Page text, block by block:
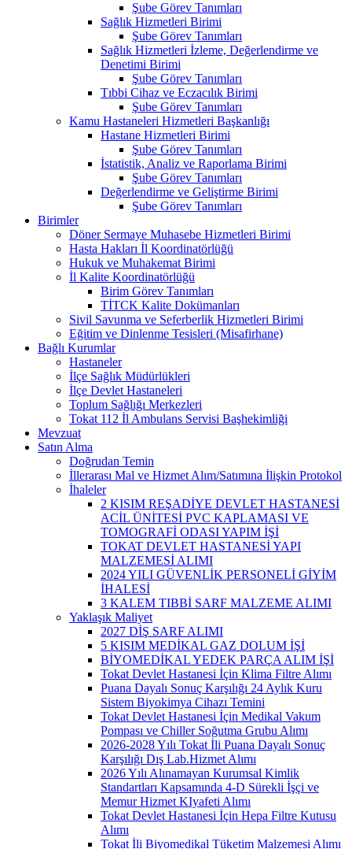
Şube Görev Tanımları
Sağlık Hizmetleri Birimi
Şube Görev Tanımları
Sağlık Hizmetleri İzleme, Değerlendirme ve
Denetimi Birimi
Şube Görev Tanımları
Tıbbi Cihaz ve Eczacılık Birimi
Şube Görev Tanımları
Kamu Hastaneleri Hizmetleri Başkanlığı
Hastane Hizmetleri Birimi
Şube Görev Tanımları
İstatistik, Analiz ve Raporlama Birimi
Şube Görev Tanımları
Değerlendirme ve Geliştirme Birimi
Şube Görev Tanımları
Birimler
Döner Sermaye Muhasebe Hizmetleri Birimi
Hasta Hakları İl Koordinatörlüğü
Hukuk ve Muhakemat Birimi
İl Kalite Koordinatörlüğü
Birim Görev Tanımları
TİTCK Kalite Dokümanları
Sivil Savunma ve Seferberlik Hizmetleri Birimi
Eğitim ve Dinlenme Tesisleri (Misafirhane)
Bağlı Kurumlar
Hastaneler
İlçe Sağlık Müdürlükleri
İlçe Devlet Hastaneleri
Toplum Sağlığı Merkezleri
Tokat 112 İl Ambulans Servisi Başhekimliği
Mevzuat
Satın Alma
Doğrudan Temin
İllerarası Mal ve Hizmet Alım/Satımına İlişkin Protokol
İhaleler
2 KISIM REŞADİYE DEVLET HASTANESİ
ACİL ÜNİTESİ PVC KAPLAMASI VE
TOMOGRAFİ ODASI YAPIM İŞİ
TOKAT DEVLET HASTANESİ YAPI
MALZEMESİ ALIMI
2024 YILI GÜVENLİK PERSONELİ GİYİM
İHALESİ
3 KALEM TIBBİ SARF MALZEME ALIMI
Yaklaşık Maliyet
2027 DİŞ SARF ALIMI
5 KISIM MEDİKAL GAZ DOLUM İŞİ
BİYOMEDİKAL YEDEK PARÇA ALIM İŞİ
Tokat Devlet Hastanesi İçin Klima Filtre Alımı
Puana Dayalı Sonuç Karşılığı 24 Aylık Kuru
Sistem Biyokimya Cihazı Temini
Tokat Devlet Hastanesi İçin Medikal Vakum
Pompası ve Chiller Soğutma Grubu Alımı
2026-2028 Yılı Tokat İli Puana Dayalı Sonuç
Karşılığı Dış Lab.Hizmet Alımı
2026 Yılı Alınamayan Kurumsal Kimlik
Standartları Kapsamında 4-D Sürekli İşçi ve
Memur Hizmet KIyafeti Alımı
Tokat Devlet Hastanesi İçin Hepa Filtre Kutusu
Alımı
Tokat İli Biyomedikal Tüketim Malzemesi Alımı